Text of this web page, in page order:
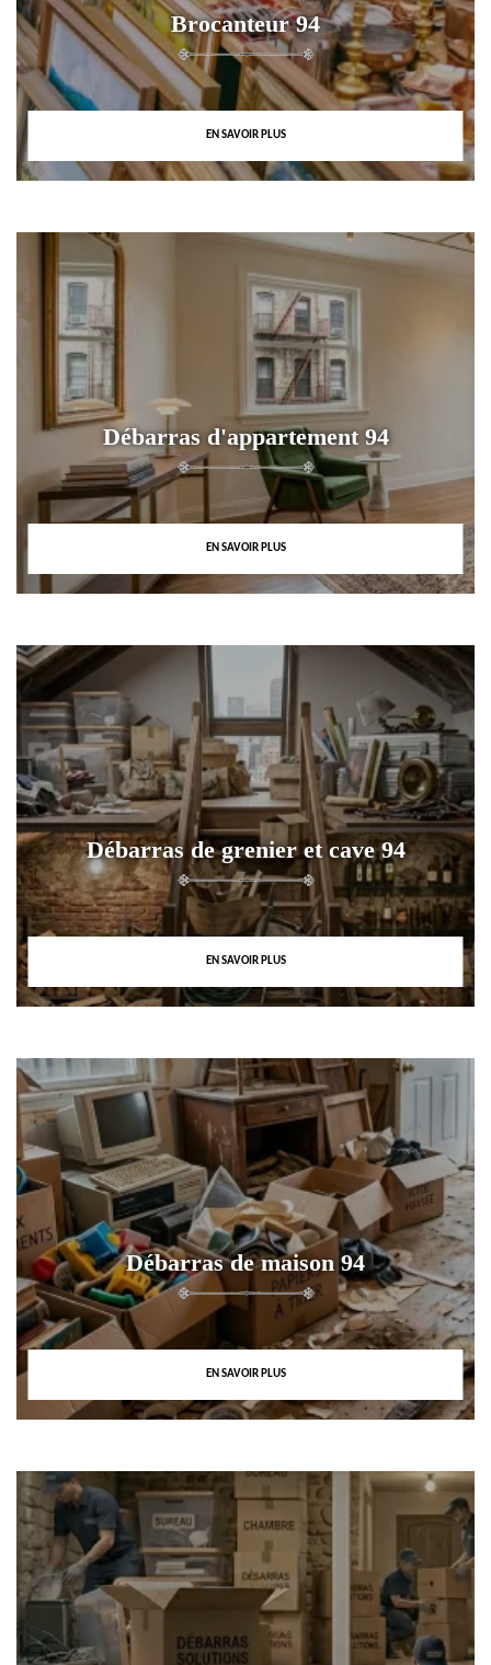
Brocanteur 94
EN SAVOIR PLUS
Débarras d'appartement 94
EN SAVOIR PLUS
Débarras de grenier et cave 94
EN SAVOIR PLUS
Débarras de maison 94
EN SAVOIR PLUS